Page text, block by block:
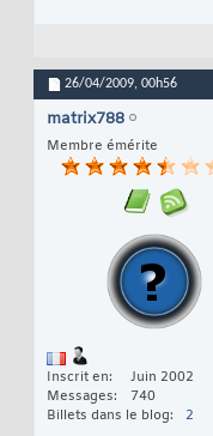
26/04/2009, 00h56
matrix788
Membre émérite
Inscrit en
Juin 2002
Messages
740
Billets dans le blog
2